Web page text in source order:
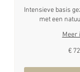
Intensieve basis
met een
Meer
€